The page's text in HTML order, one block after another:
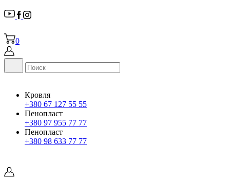
0
Кровля
+380 67 127 55 55
Пенопласт
+380 97 955 77 77
Пенопласт
+380 98 633 77 77